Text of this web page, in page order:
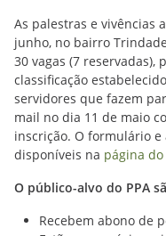
As palestras e vivências
junho, no bairro
30 vagas (7
classificação
servidores que fazem
mail no dia 11 de maio
inscrição. O formulário
disponíveis na página
O público-alvo do PPA
Recebem abono de